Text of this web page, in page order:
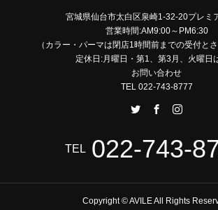
宮城県仙台市太白区泉崎1-32-20プレミ
営業時間:AM9:00～PM6:30
（カラー・パーマは閉店1時間前までの受付と
定休日:月曜日・第1、第3月、火曜日
お問い合わせ
TEL 022-743-8777
TEL 022-743-
Copyright © AVILE All Rights